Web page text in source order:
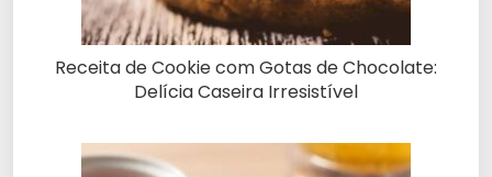
Receita de Cookie com Gotas de Chocolate:
Delícia Caseira Irresistível